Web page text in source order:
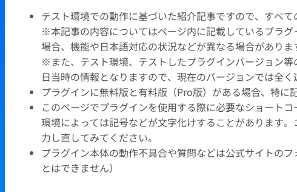
テスト環境での動作に基づいた紹介記事ですので、すべ
※本記事の内容についてはページ内に記載しているプラ
場合、機能や日本語対応の状況などが異なる場合がありま
※また、テスト環境、テストしたプラグインバージョン
日当時の情報となりますので、現在のバージョンでは全く
プラグインに無料版と有料版（Pro版）がある場合、特
このページでプラグインを使用する際に必要なショート
環境によっては記号などが文字化けすることがあります
力し直してみてください。
プラグイン本体の動作不具合や質問などは公式サイトの
とはできません）